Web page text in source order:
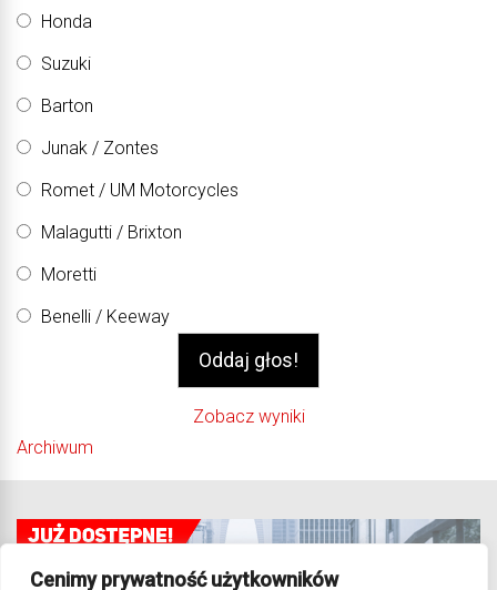
Cenimy prywatność użytkowników
Honda
Suzuki
Barton
Junak / Zontes
Romet / UM Motorcycles
Malagutti / Brixton
Moretti
Benelli / Keeway
Zobacz wyniki
Archiwum